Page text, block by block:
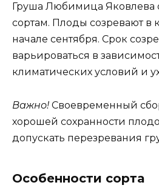
Груша Любимица Яковлева
сортам. Плоды созревают в
начале сентября. Срок
варьироваться в
климатических условий и
Важно! Своевременный
хорошей сохранности
допускать перезревания
Особенности сорта